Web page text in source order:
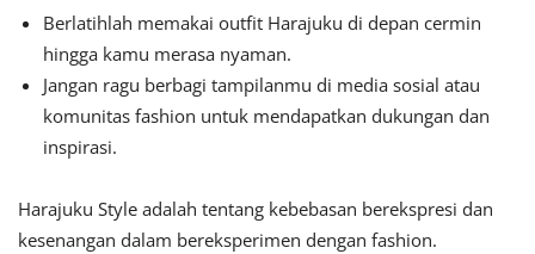
Berlatihlah memakai outfit Harajuku di depan cermin
hingga kamu merasa nyaman.
Jangan ragu berbagi tampilanmu di media sosial atau
komunitas fashion untuk mendapatkan dukungan dan
inspirasi.
Harajuku Style adalah tentang kebebasan berekspresi dan
kesenangan dalam bereksperimen dengan fashion.